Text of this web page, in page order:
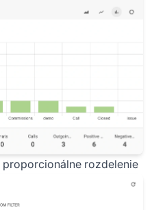
rozdelenie